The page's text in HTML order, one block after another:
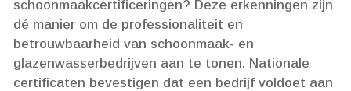
schoonmaakcertificeringen? Deze erkenningen zijn
dé manier om de professionaliteit en
betrouwbaarheid van schoonmaak- en
glazenwasserbedrijven aan te tonen.​ Nationale
certificaten bevestigen dat een bedrijf voldoet aan